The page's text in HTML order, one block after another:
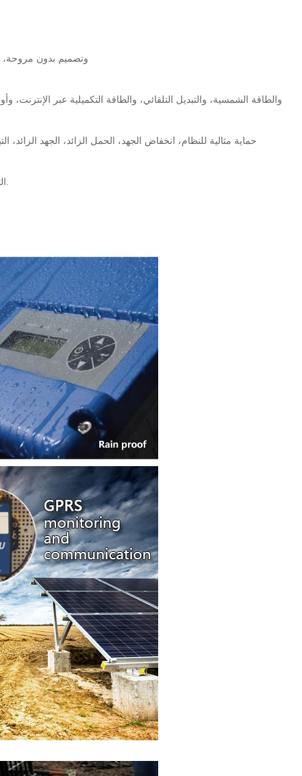
4. IP65 وتصميم بدون مروحة،
8. التحكم في التشغيل التلقائي بالكامل، بدء التشغيل الناعم والتوقف الناعم، مفتاح واحد للبدء.